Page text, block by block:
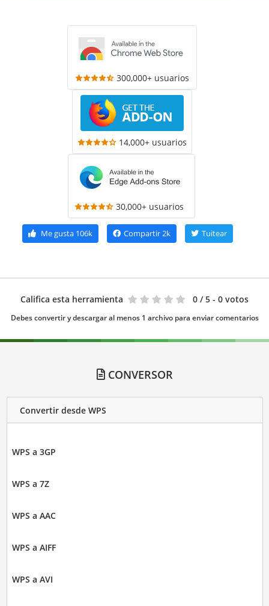
300,000+ usuarios
14,000+ usuarios
30,000+ usuarios
Me gusta106k Compartir2k Tuitear
Califica esta herramienta 0 / 5 - 0 votos
Debes convertir y descargar al menos 1 archivo para enviar comentarios
CONVERSOR
Convertir desde WPS
WPS a 3GP
WPS a 7Z
WPS a AAC
WPS a AIFF
WPS a AVI